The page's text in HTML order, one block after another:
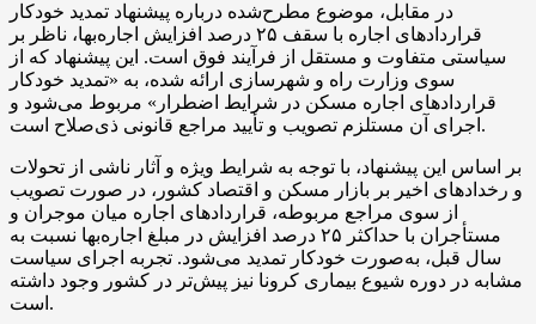
در مقابل، موضوع مطرح‌شده درباره پیشنهاد تمدید خودکار
قراردادهای اجاره با سقف ۲۵ درصد افزایش اجاره‌بها، ناظر بر
سیاستی متفاوت و مستقل از فرآیند فوق است. این پیشنهاد که از
سوی وزارت راه و شهرسازی ارائه شده، به «تمدید خودکار
قراردادهای اجاره مسکن در شرایط اضطرار» مربوط می‌شود و
اجرای آن مستلزم تصویب و تأیید مراجع قانونی ذی‌صلاح است.
بر اساس این پیشنهاد، با توجه به شرایط ویژه و آثار ناشی از تحولات
و رخدادهای اخیر بر بازار مسکن و اقتصاد کشور، در صورت تصویب
از سوی مراجع مربوطه، قراردادهای اجاره میان موجران و
مستأجران با حداکثر ۲۵ درصد افزایش در مبلغ اجاره‌بها نسبت به
سال قبل، به‌صورت خودکار تمدید می‌شود. تجربه اجرای سیاست
مشابه در دوره شیوع بیماری کرونا نیز پیش‌تر در کشور وجود داشته
است.